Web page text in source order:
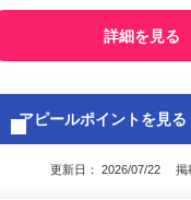
詳細を見る
アピールポイントを見る
更新日： 2026/07/22 掲